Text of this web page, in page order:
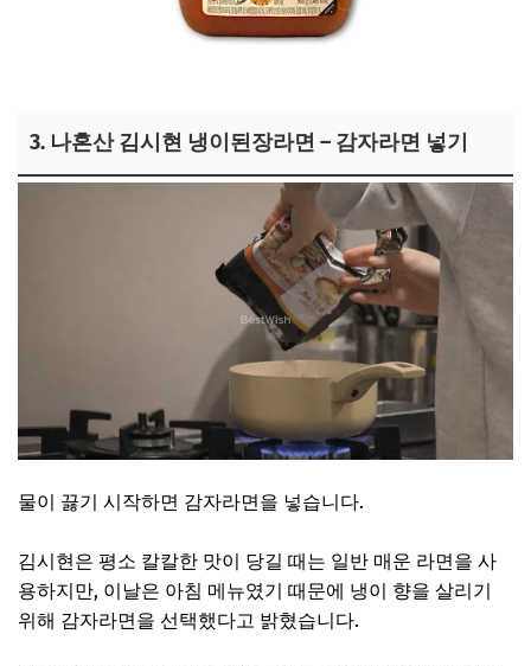
3. 나혼산 김시현 냉이된장라면 – 감자라면 넣기
물이 끓기 시작하면 감자라면을 넣습니다.
김시현은 평소 칼칼한 맛이 당길 때는 일반 매운 라면을 사
용하지만, 이날은 아침 메뉴였기 때문에 냉이 향을 살리기
위해 감자라면을 선택했다고 밝혔습니다.